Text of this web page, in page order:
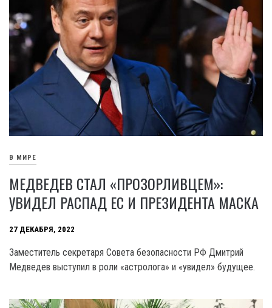
В МИРЕ
МЕДВЕДЕВ СТАЛ «ПРОЗОРЛИВЦЕМ»:
УВИДЕЛ РАСПАД ЕС И ПРЕЗИДЕНТА МАСКА
27 ДЕКАБРЯ, 2022
Заместитель секретаря Совета безопасности РФ Дмитрий
Медведев выступил в роли «астролога» и «увидел» будущее.